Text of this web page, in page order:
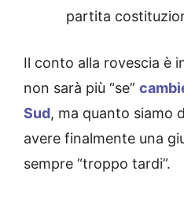
partita
Il conto alla rovescia è
non sarà più “se”
Sud, ma quanto siamo
avere finalmente una
sempre “troppo tardi”.